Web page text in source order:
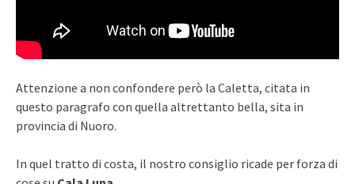
Attenzione a non confondere però la Caletta, citata in
questo paragrafo con quella altrettanto bella, sita in
provincia di Nuoro.
In quel tratto di costa, il nostro consiglio ricade per forza di